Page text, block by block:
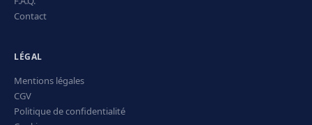
Contact
LÉGAL
Mentions légales
CGV
Politique de confidentialité